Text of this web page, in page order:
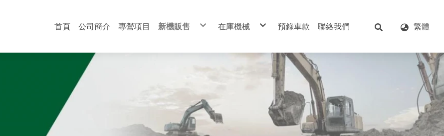
繁體
首頁 公司簡介 專營項目 新機販售
酒井 SAKAI
在庫機械
神岡 KOBELCO
住友 SUMITOMO
預錄車款 聯絡我們